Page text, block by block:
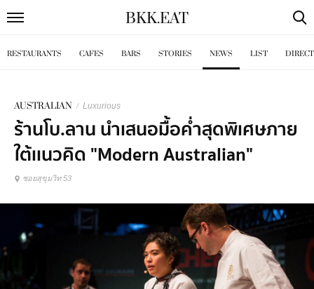
BKK.EAT
RESTAURANTS CAFES BARS STORIES NEWS LIST
AUSTRALIAN / Luxurious
ร้านโบ.ลาน นำเสนอมื้อค่ำสุดพิเศษภาย
ใต้เเนวคิด "Modern Australian"
ซอยสุขุมวิท 53